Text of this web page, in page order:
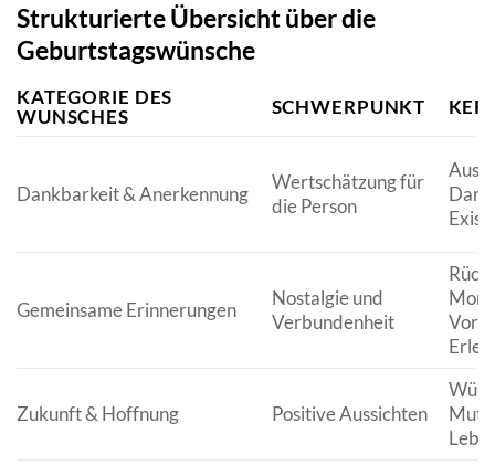
Strukturierte Übersicht über die
Geburtstagswünsche
KATEGORIE DES
WUNSCHES
SCHWERPUNKT
Dankbarkeit & Anerkennung
Wertschätzung für
die Person
Gemeinsame Erinnerungen
Nostalgie und
Verbundenheit
Zukunft & Hoffnung Positive Aussichten
Mut